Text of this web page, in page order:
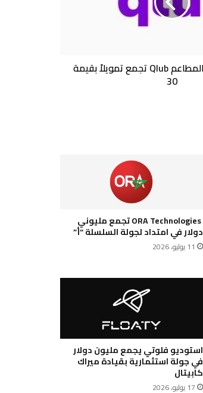
منصة مدفوعات المطاعم Qlub تجمع تمويلاً بقيمة
30
ORA Technologies تجمع مليوني
دولار في امتداد لجولة السلسلة “أ”
11 يوليو، 2026
استوديو فلوتي يجمع مليون دولار
في جولة استثمارية بقيادة ميراك
كابيتال
17 يوليو، 2026